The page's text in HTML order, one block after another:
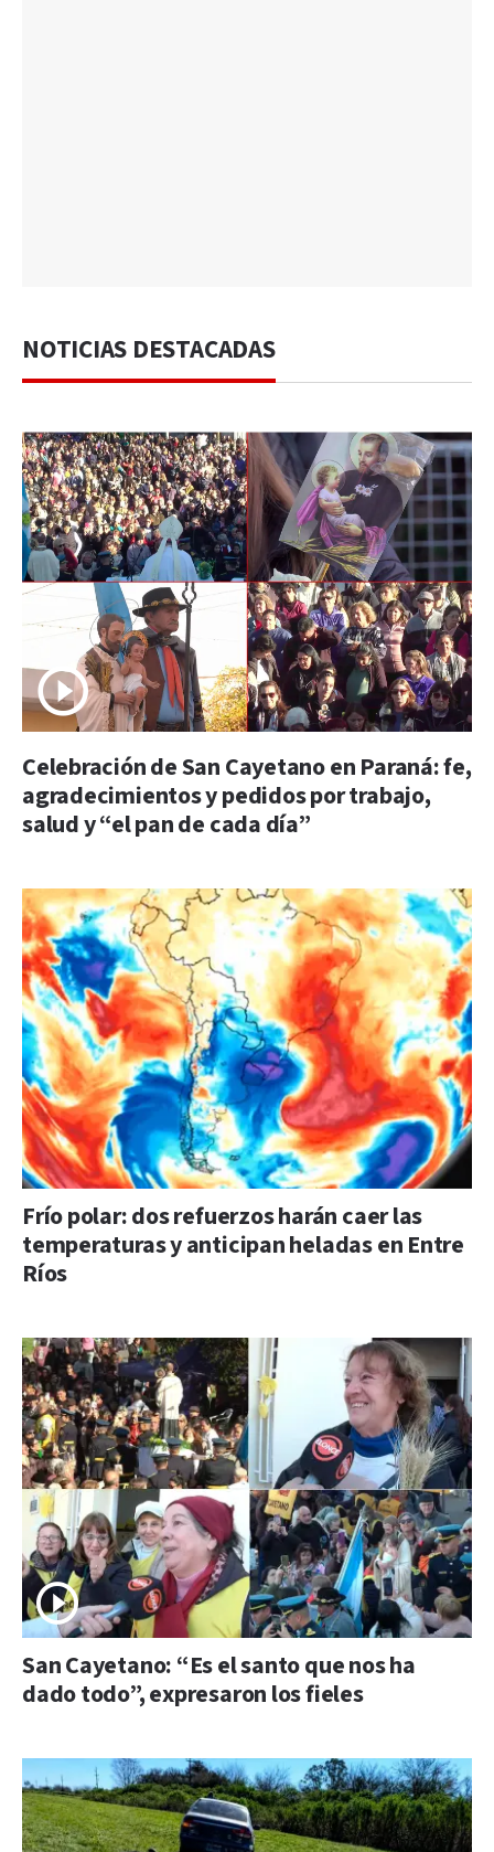
NOTICIAS DESTACADAS
Celebración de San Cayetano en Paraná: fe,
agradecimientos y pedidos por trabajo,
salud y “el pan de cada día”
Frío polar: dos refuerzos harán caer las
temperaturas y anticipan heladas en Entre
Ríos
San Cayetano: “Es el santo que nos ha
dado todo”, expresaron los fieles